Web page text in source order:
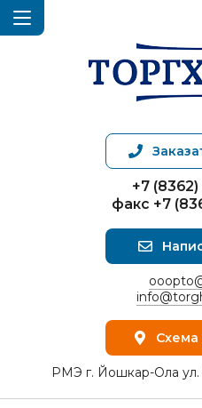
+7
факс +7
Схема
РМЭ г. Йошкар-Ола ул.